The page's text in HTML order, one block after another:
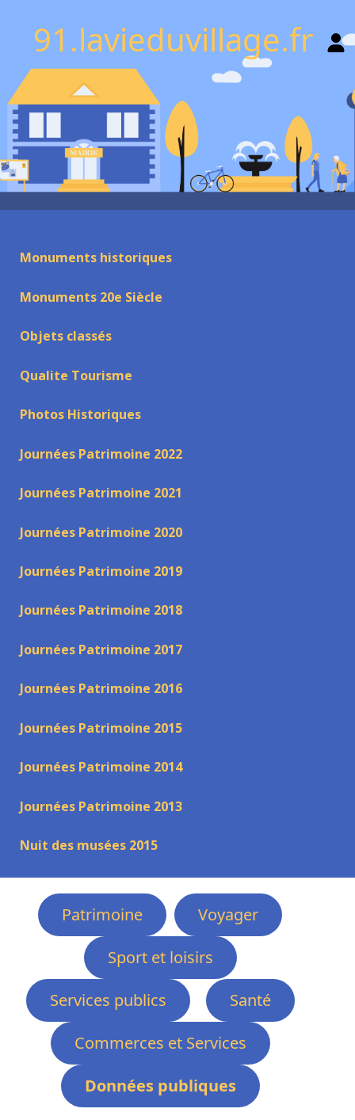
91.lavieduvillage.fr
Monuments historiques
Monuments 20e Siècle
Objets classés
Qualite Tourisme
Photos Historiques
Journées Patrimoine 2022
Journées Patrimoine 2021
Journées Patrimoine 2020
Journées Patrimoine 2019
Journées Patrimoine 2018
Journées Patrimoine 2017
Journées Patrimoine 2016
Journées Patrimoine 2015
Journées Patrimoine 2014
Journées Patrimoine 2013
Nuit des musées 2015
Patrimoine
Voyager
Sport et loisirs
Services publics
Santé
Commerces et Services
Données publiques